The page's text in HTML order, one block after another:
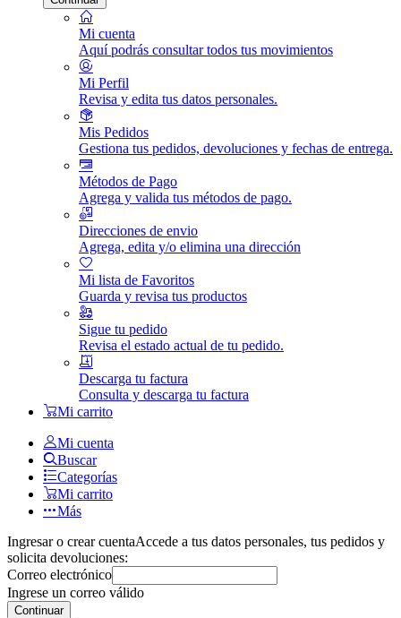
Mi cuenta
Aquí podrás consultar todos tus movimientos
Mi Perfil
Revisa y edita tus datos personales.
Mis Pedidos
Gestiona tus pedidos, devoluciones y fechas de entrega.
Métodos de Pago
Agrega y valida tus métodos de pago.
Direcciones de envio
Agrega, edita y/o elimina una dirección
Mi lista de Favoritos
Guarda y revisa tus productos
Sigue tu pedido
Revisa el estado actual de tu pedido.
Descarga tu factura
Consulta y descarga tu factura
Mi carrito
Mi cuenta
Buscar
Categorías
Mi carrito
Más
Ingresar o crear cuentaAccede a tus datos personales, tus pedidos y
solicita devoluciones:
Correo electrónico
Ingrese un correo válido
Continuar